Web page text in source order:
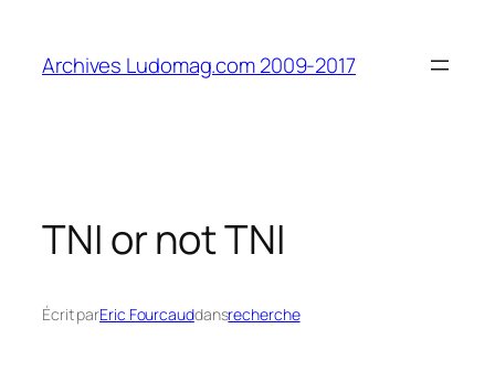
contenu
Archives Ludomag.com 2009-2017
TNI or not TNI
Écrit parEric Fourcauddansrecherche